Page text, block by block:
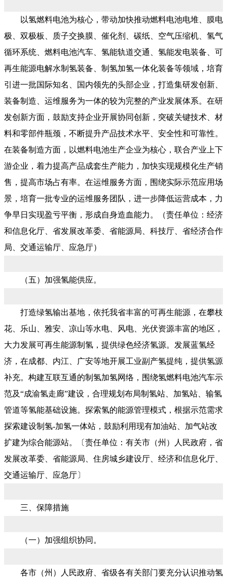
以氢燃料电池为核心，带动加快推动燃料电池电堆、膜电
极、双极板、质子交换膜、催化剂、碳纸、空气压缩机、氢气
循环系统、燃料电池汽车、氢能轨道交通、氢能发电装备、可
再生能源电解水制氢装备、制氢加氢一体化装备等领域，培育
引进一批国际知名、国内领先的头部企业，打造集研发创新、
装备制造、运维服务为一体的较为完整的产业发展体系。在研
发创新方面，鼓励支持企业开展协同创新，突破关键技术、材
料和零部件瓶颈，不断提升产品技术水平、安全性和可靠性。
在装备制造方面，以燃料电池生产企业为核心，联合产业上下
游企业，着力提高产品成套生产能力，加快实现规模化生产销
售，提高市场占有率。在运维服务方面，围绕实际示范应用场
景，培育一批专业的运维服务团队，进一步降低运营成本，力
争早日实现盈亏平衡，形成自身造血能力。（责任单位：经济
和信息化厅、省发展改革委、省能源局、科技厅、省经济合作
局、交通运输厅、应急厅）
（五）加强氢能供应。
打造绿氢输出基地，依托我省丰富的可再生能源，在攀枝
花、乐山、雅安、凉山等水电、风电、光伏资源丰富的地区，
大力发展可再生能源制氢，提供绿色经济氢源。发展蓝氢经
济，在成都、内江、广安等地开展工业副产氢提纯，提供氢源
补充。构建互联互通的制氢加氢网络，围绕氢燃料电池汽车示
范及“成渝氢走廊”建设，合理规划布局制氢站、加氢站、输氢
管道等氢能基础设施。探索氢的能源管理模式，根据示范需求
探索建设制氢-加氢一体站，鼓励利用现有加油站、加气站改
扩建为综合能源站。〔责任单位：有关市（州）人民政府，省
发展改革委、省能源局、住房城乡建设厅、经济和信息化厅、
交通运输厅、应急厅〕
三、保障措施
（一）加强组织协同。
各市（州）人民政府、省级各有关部门要充分认识推动氢